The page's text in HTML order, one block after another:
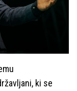
ki se